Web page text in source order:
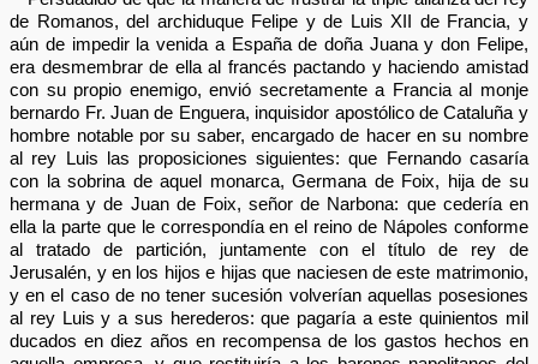
de Romanos, del archiduque Felipe y de Luis XII de Francia, y
aún de impedir la venida a España de doña Juana y don Felipe,
era desmembrar de ella al francés pactando y haciendo amistad
con su propio enemigo, envió secretamente a Francia al monje
bernardo Fr. Juan de Enguera, inquisidor apostólico de Cataluña y
hombre notable por su saber, encargado de hacer en su nombre
al rey Luis las proposiciones siguientes: que Fernando casaría
con la sobrina de aquel monarca, Germana de Foix, hija de su
hermana y de Juan de Foix, señor de Narbona: que cedería en
ella la parte que le correspondía en el reino de Nápoles conforme
al tratado de partición, juntamente con el título de rey de
Jerusalén, y en los hijos e hijas que naciesen de este matrimonio,
y en el caso de no tener sucesión volverían aquellas posesiones
al rey Luis y a sus herederos: que pagaría a este quinientos mil
ducados en diez años en recompensa de los gastos hechos en